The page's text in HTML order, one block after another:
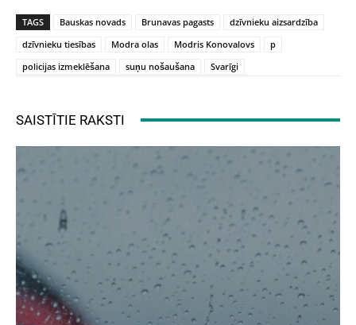
TAGS Bauskas novads Brunavas pagasts
dzīvnieku aizsardzība
dzīvnieku tiesības
Modra olas Modris Konovalovs
p
policijas izmeklēšana
suņu nošaušana Svarīgi
SAISTĪTIE RAKSTI